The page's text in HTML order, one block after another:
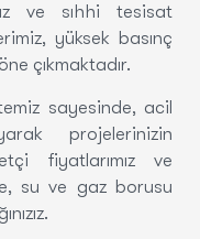
ve sıhhi tesisat
yüksek basınç
çıkmaktadır.
sayesinde, acil
projelerinizin
fiyatlarımız ve
su ve gaz borusu